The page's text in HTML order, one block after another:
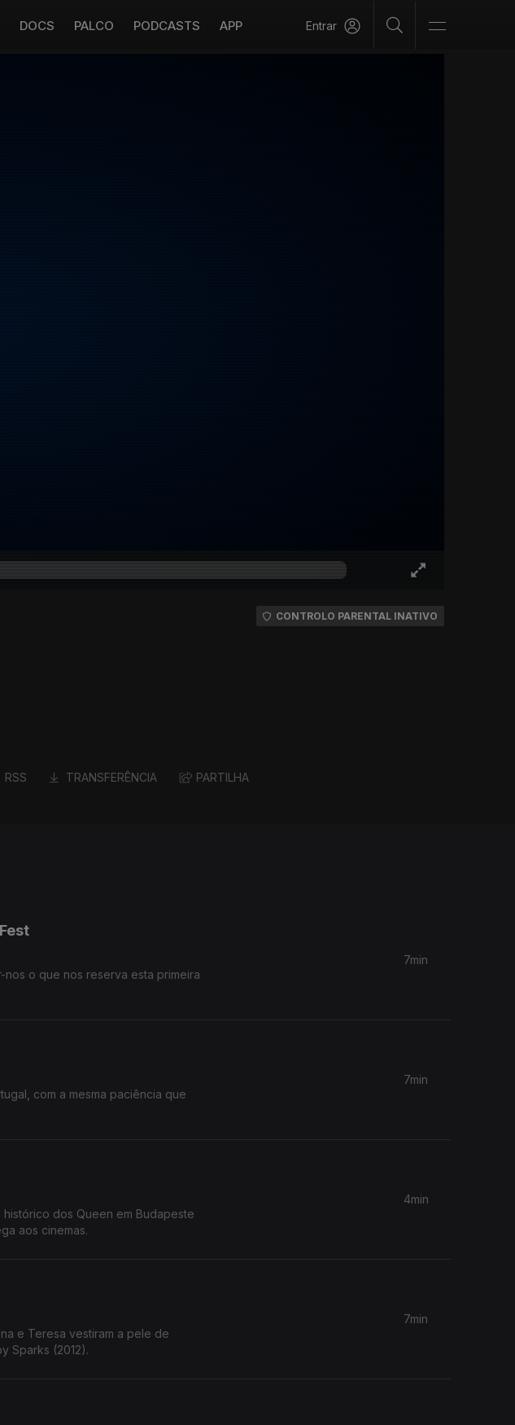
DOCS PALCO PODCASTS APP Entrar
CONTROLO PARENTAL INATIVO
RSS TRANSFERÊNCIA PARTILHA
nos o que nos reserva esta primeira
7min
com a mesma paciência que
7min
dos Queen em Budapeste
aos cinemas.
4min
e Teresa vestiram a pele de
Sparks (2012).
7min